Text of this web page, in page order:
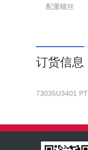
配重螺丝
订货信息
73035U3401